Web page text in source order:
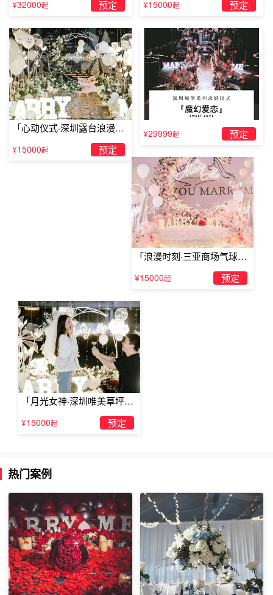
方式：离天最近的地方，摩天轮上的幸福
人们都说，在摩天轮升到最高点，也就是离天空最近的地方
的时候，幸福会降临在最爱的两个人的身上，在一个最为浪
漫的时间之前，挑选好一个摩天轮场地，并且选择一个摩天
轮车厢，进行一定的装饰，在那个浪漫的日子里，牵着她的
饰，在离天空最近的地方，单膝跪地，这个时候，幸福不需
要仰望，因为你们已经拥有。
¥32000起 预定 ¥15000起 预定
「心动仪式·深圳露台浪漫求
¥15000起 预定
¥29999起 预定
「浪漫时刻·三亚商场气球雨
惊喜求婚」
¥15000起 预定
「月光女神·深圳唯美草坪浪
¥15000起 预定
热门案例